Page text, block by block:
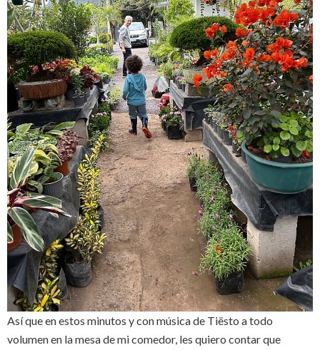
Así que en estos minutos y con música de Tiësto a todo
volumen en la mesa de mi comedor, les quiero contar que